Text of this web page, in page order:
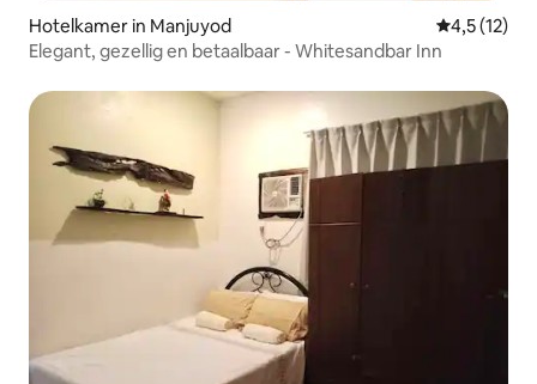
Hotelkamer in Manjuyod
4,5 (12)
Elegant, gezellig en betaalbaar - Whitesandbar Inn